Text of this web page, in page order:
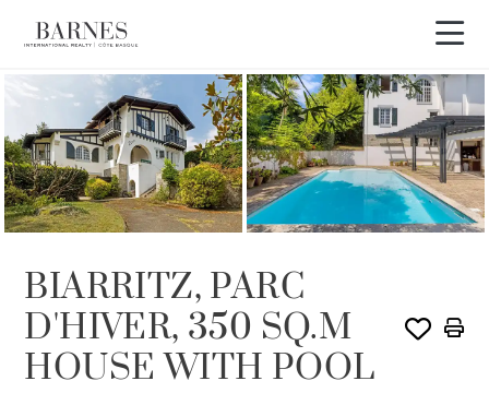
VENDIDO POR BARNES
BIARRITZ, PARC
D'HIVER, 350 SQ.M
HOUSE WITH POOL